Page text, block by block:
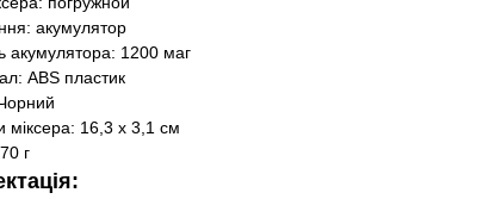
акумулятор
акумулятора: 1200 маг
ABS пластик
міксера: 16,3 х 3,1 см
г